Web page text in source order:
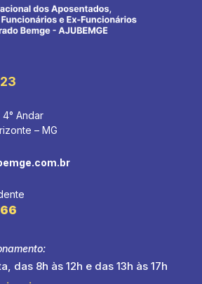
Andar
– MG
das 8h às 12h e das 13h às 17h